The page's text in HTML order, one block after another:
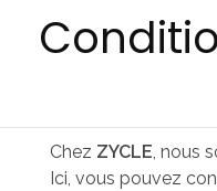
Chez ZYCLE, nous
Ici, vous pouvez